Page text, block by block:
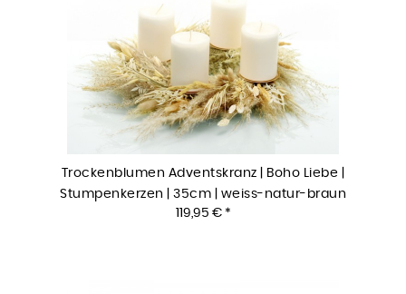
Trockenblumen Adventskranz | Boho Liebe |
Stumpenkerzen | 35cm | weiss-natur-braun
119,95 € *